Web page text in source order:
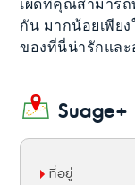
เผ็ดที่คุณสามาร
กัน มากน้อยเพีย
ของที่นี่น่ารักแล
Suage+
ที่อยู่